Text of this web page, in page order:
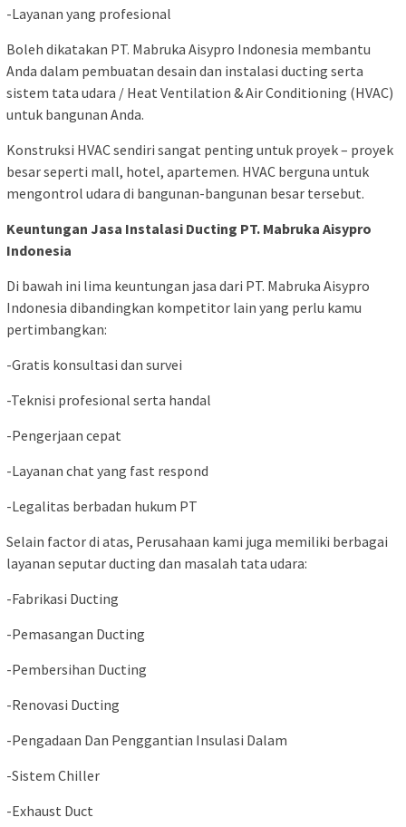
-Layanan yang profesional
Boleh dikatakan PT. Mabruka Aisypro Indonesia membantu
Anda dalam pembuatan desain dan instalasi ducting serta
sistem tata udara / Heat Ventilation & Air Conditioning (HVAC)
untuk bangunan Anda.
Konstruksi HVAC sendiri sangat penting untuk proyek – proyek
besar seperti mall, hotel, apartemen. HVAC berguna untuk
mengontrol udara di bangunan-bangunan besar tersebut.
Keuntungan Jasa Instalasi Ducting PT. Mabruka Aisypro
Indonesia
Di bawah ini lima keuntungan jasa dari PT. Mabruka Aisypro
Indonesia dibandingkan kompetitor lain yang perlu kamu
pertimbangkan:
-Gratis konsultasi dan survei
-Teknisi profesional serta handal
-Pengerjaan cepat
-Layanan chat yang fast respond
-Legalitas berbadan hukum PT
Selain factor di atas, Perusahaan kami juga memiliki berbagai
layanan seputar ducting dan masalah tata udara:
-Fabrikasi Ducting
-Pemasangan Ducting
-Pembersihan Ducting
-Renovasi Ducting
-Pengadaan Dan Penggantian Insulasi Dalam
-Sistem Chiller
-Exhaust Duct